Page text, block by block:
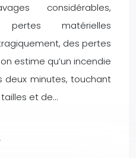
considérables,
matérielles
des pertes
estime qu’un incendie
deux minutes, touchant
et de…